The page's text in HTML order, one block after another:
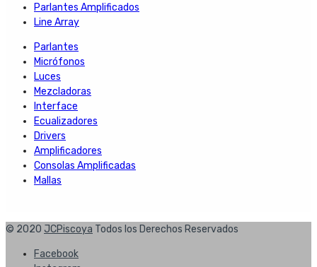
Parlantes Amplificados
Line Array
Parlantes
Micrófonos
Luces
Mezcladoras
Interface
Ecualizadores
Drivers
Amplificadores
Consolas Amplificadas
Mallas
© 2020 JCPiscoya Todos los Derechos Reservados
Facebook